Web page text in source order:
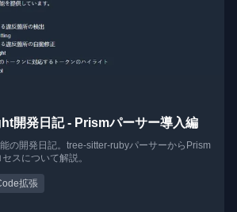
開発日記 - Prismパーサー導入編
の開発日記。tree-sitter-rubyパーサーからPrism
スについて解説。
拡張